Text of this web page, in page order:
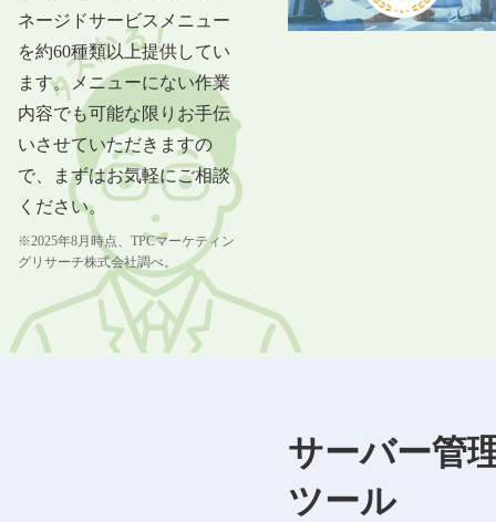
ネージドサービスメニュー
を約60種類以上提供してい
ます。メニューにない作業
内容でも可能な限りお手伝
いさせていただきますの
で、まずはお気軽にご相談
ください。
※2025年8月時点、TPCマーケティン
グリサーチ株式会社調べ。
サーバー管
ツール